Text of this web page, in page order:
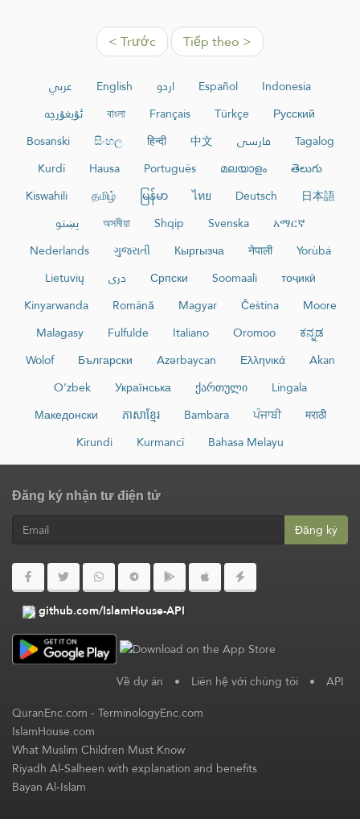
< Trước Tiếp theo >
عربي English اردو Español
Indonesia
ئۇيغۇرچە
বাংলা Français Türkçe
Русский
Bosanski
සිංහල हिन्दी 中文 فارسی
Tagalog
Kurdî
Hausa Português മലയാളം
తెలుగు
Kiswahili
தமிழ் မြန်မာ ไทย Deutsch
日本語
پښتو
অসমীয়া Shqip Svenska
አማርኛ
Nederlands
ગુજરાતી Кыргызча नेपाली
Yorùbá
Lietuvių
دری Српски Soomaali
тоҷикӣ
Kinyarwanda
Română Magyar Čeština
Moore
Malagasy
Fulfulde Italiano Oromoo
ಕನ್ನಡ
Wolof
Български Azərbaycan Ελληνικά
Akan
O‘zbek
Українська ქართული
Lingala
Македонски
ភាសាខ្មែរ Bambara ਪੰਜਾਬੀ
मराठी
Kirundi
Kurmancî Bahasa Melayu
Đăng ký nhận tư điện tử
Đăng ký
github.com/IslamHouse-API
Về dự án • Liên hệ với chúng tôi • API
QuranEnc.com-TerminologyEnc.com
IslamHouse.com
What Muslim Children Must Know
Riyadh Al-Salheen with explanation and benefits
Bayan Al-Islam